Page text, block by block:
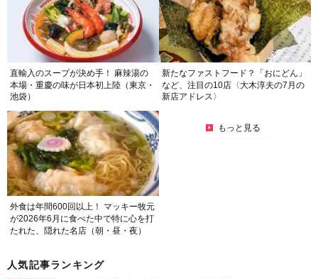
直輸入のスープが決め手！ 麻辣湯の
本場・重慶の味が日本初上陸（東京・
池袋）
新たなファストフード？「おにどん」
など、注目の10店〈大木淳夫の7月の
新店アドレス〉
外食は年間600回以上！ マッキー牧元
が2026年6月に食べた中で特に心を打
たれた、隠れた名店（朝・昼・夜）
もっと見る
人気記事ランキング